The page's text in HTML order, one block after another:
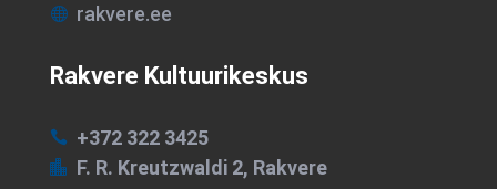
 rakvere.ee
Rakvere Kultuurikeskus
 +372 322 3425
 F. R. Kreutzwaldi 2, Rakvere